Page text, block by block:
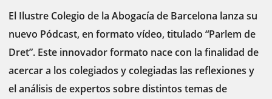
El Ilustre Colegio de la Abogacía de Barcelona lanza su
nuevo Pódcast, en formato vídeo, titulado “Parlem de
Dret”. Este innovador formato nace con la finalidad de
acercar a los colegiados y colegiadas las reflexiones y
el análisis de expertos sobre distintos temas de